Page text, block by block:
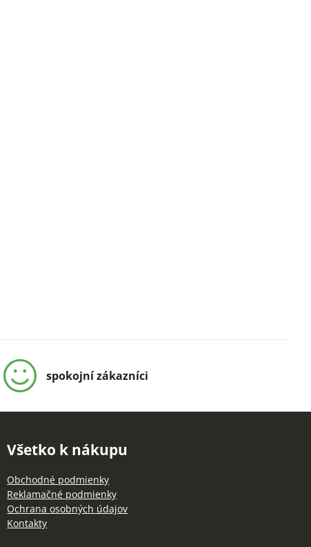
spokojní zákazníci
Všetko k nákupu
Obchodné podmienky
Reklamačné podmienky
Ochrana osobných údajov
Kontakty